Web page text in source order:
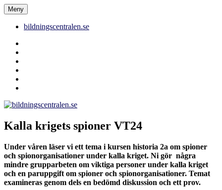
Hoppa
till
innehåll
bildningscentralen.se
Meny
bildningscentralen.se
Kalla krigets spioner VT24
Under våren läser vi ett tema i kursen historia 2a om spioner
och spionorganisationer under kalla kriget. Ni gör några
mindre grupparbeten om viktiga personer under kalla kriget
och en paruppgift om spioner och spionorganisationer. Temat
examineras genom dels en bedömd diskussion och ett prov.